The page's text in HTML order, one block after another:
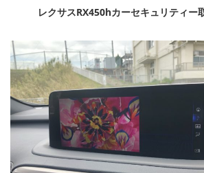
レクサスRX450hカーセキュリティー